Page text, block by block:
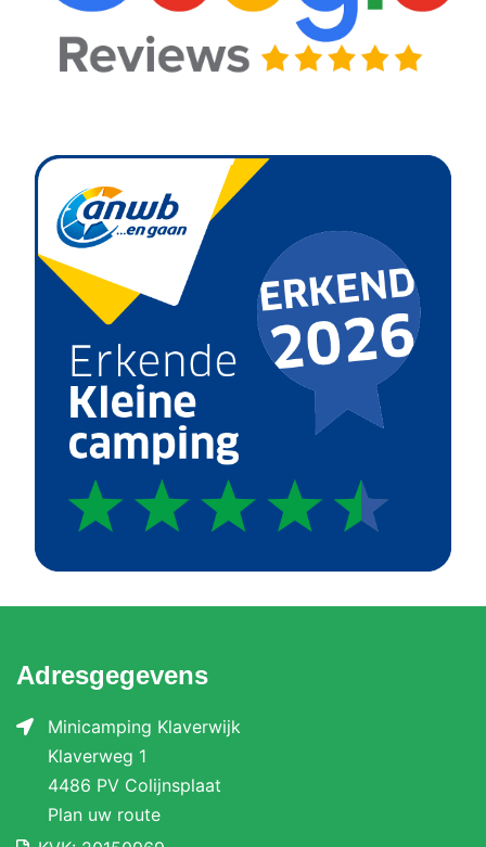
Adresgegevens
Minicamping Klaverwijk
Klaverweg 1
4486 PV Colijnsplaat
Plan uw route